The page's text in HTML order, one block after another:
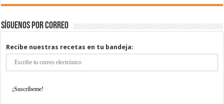
Síguenos por correo
Recibe nuestras recetas en tu bandeja: